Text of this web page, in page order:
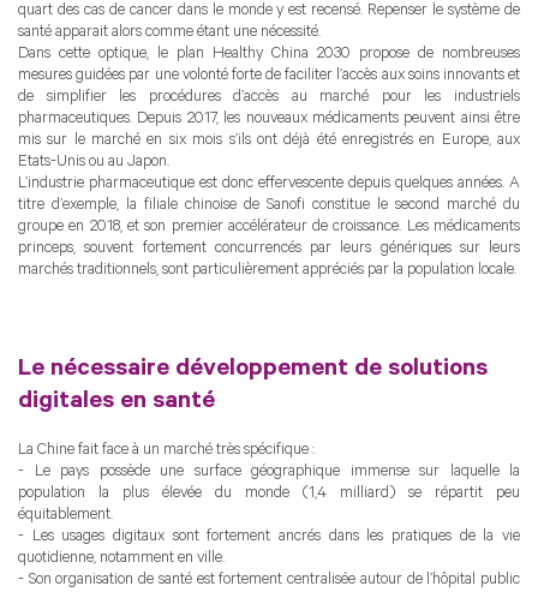
quart des cas de cancer dans le monde y est recensé. Repenser le système de
santé apparait alors comme étant une nécessité.
Dans cette optique, le plan Healthy China 2030 propose de nombreuses
mesures guidées par une volonté forte de faciliter l’accès aux soins innovants et
de simplifier les procédures d’accès au marché pour les industriels
pharmaceutiques. Depuis 2017, les nouveaux médicaments peuvent ainsi être
mis sur le marché en six mois s’ils ont déjà été enregistrés en Europe, aux
Etats-Unis ou au Japon.
L’industrie pharmaceutique est donc effervescente depuis quelques années. A
titre d’exemple, la filiale chinoise de Sanofi constitue le second marché du
groupe en 2018, et son premier accélérateur de croissance. Les médicaments
princeps, souvent fortement concurrencés par leurs génériques sur leurs
marchés traditionnels, sont particulièrement appréciés par la population locale.
Le nécessaire développement de solutions
digitales en santé
La Chine fait face à un marché très spécifique :
- Le pays possède une surface géographique immense sur laquelle la
population la plus élevée du monde (1,4 milliard) se répartit peu
équitablement.
- Les usages digitaux sont fortement ancrés dans les pratiques de la vie
quotidienne, notamment en ville.
- Son organisation de santé est fortement centralisée autour de l’hôpital public